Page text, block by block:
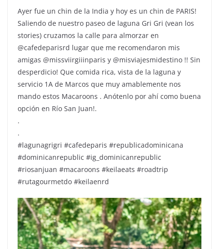
Ayer fue un chin de la India y hoy es un chin de PARIS!
Saliendo de nuestro paseo de laguna Gri Gri (vean los
stories) cruzamos la calle para almorzar en
@cafedeparisrd lugar que me recomendaron mis
amigas @missviirgiiinparis y @misviajesmidestino !! Sin
desperdicio! Que comida rica, vista de la laguna y
servicio 1A de Marcos que muy amablemente nos
mando estos Macaroons . Anótenlo por ahí como buena
opción en Río San Juan!.
.
.
#lagunagrigri #cafedeparis #republicadominicana
#dominicanrepublic #ig_dominicanrepublic
#riosanjuan #macaroons #keilaeats #roadtrip
#rutagourmetdo #keilaenrd